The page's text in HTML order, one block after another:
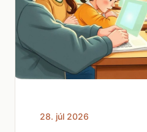
28. júl 2026